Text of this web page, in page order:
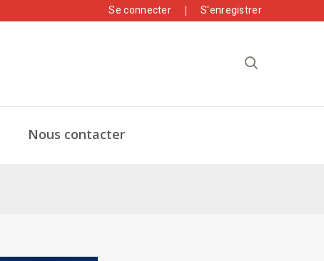
Se connecter S'enregistrer
Nous contacter